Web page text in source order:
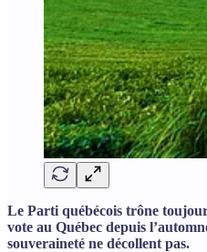
Le Parti québécois trône
vote au Québec depuis
souveraineté ne décollent pas.